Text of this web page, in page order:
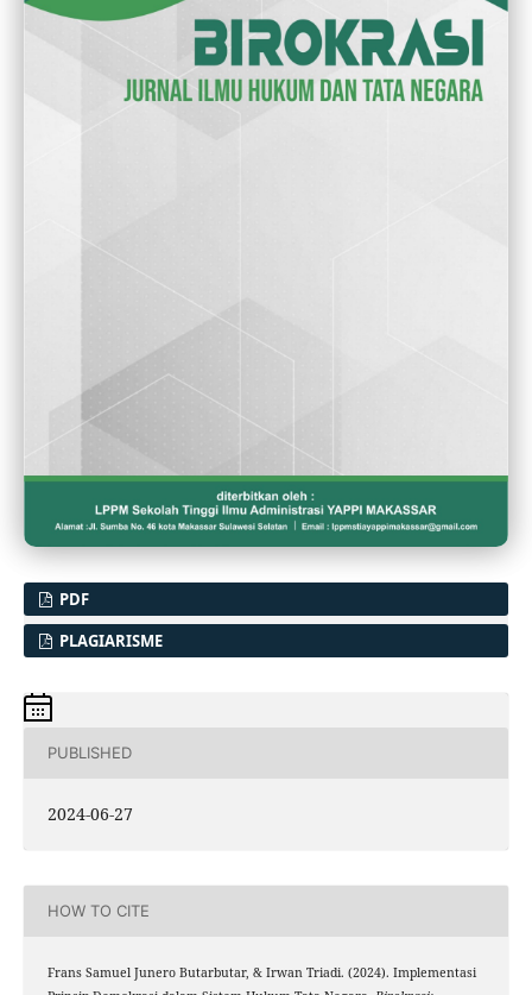
PDF
PLAGIARISME
PUBLISHED
2024-06-27
HOW TO CITE
Frans Samuel Junero Butarbutar, & Irwan Triadi. (2024). Implementasi